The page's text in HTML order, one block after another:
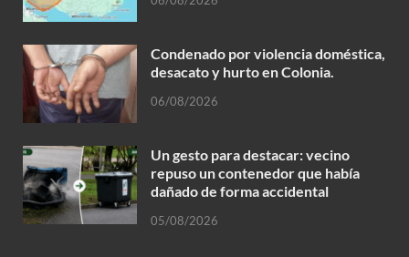
Condenado por violencia doméstica,
desacato y hurto en Colonia.
06/08/2026
Un gesto para destacar: vecino
repuso un contenedor que había
dañado de forma accidental
05/08/2026